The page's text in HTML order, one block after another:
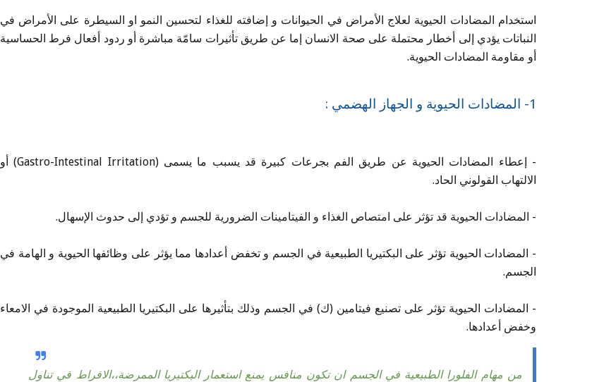
استخدام المضادات الحيوية لعلاج الأمراض في الحيوانات و إضافته للغذاء لتحسين النمو او السيطرة على الأمراض في
النباتات يؤدي إلى أخطار محتملة على صحة الانسان إما عن طريق تأثيرات سامّة مباشرة أو ردود أفعال فرط الحساسية
أو مقاومة المضادات الحيوية.
1- المضادات الحيوية و الجهاز الهضمي :
- إعطاء المضادات الحيوية عن طريق الفم بجرعات كبيرة قد يسبب ما يسمى (Gastro-Intestinal Irritation) أو
الالتهاب القولوني الحاد.
- المضادات الحيوية قد تؤثر على امتصاص الغذاء و الفيتامينات الضرورية للجسم و تؤدي إلى حدوث الإسهال.
- المضادات الحيوية تؤثر على البكتيريا الطبيعية في الجسم و تخفض أعدادها مما يؤثر على وظائفها الحيوية و الهامة في
الجسم.
- المضادات الحيوية تؤثر على تصنيع فيتامين (ك) في الجسم وذلك بتأثيرها على البكتيريا الطبيعية الموجودة في الامعاء
وخفض أعدادها.
من مهام الفلورا الطبيعية في الجسم ان تكون منافس يمنع استعمار البكتيريا الممرضة،،الافراط في تناول